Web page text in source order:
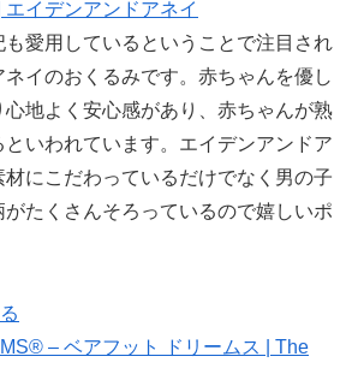
イデンアンドアネイ
愛用しているということで注目され
イのおくるみです。赤ちゃんを優し
心地よく安心感があり、赤ちゃんが熟
いわれています。エイデンアンドア
にこだわっているだけでなく男の子
たくさんそろっているので嬉しいポ
– ベアフット ドリームス | The